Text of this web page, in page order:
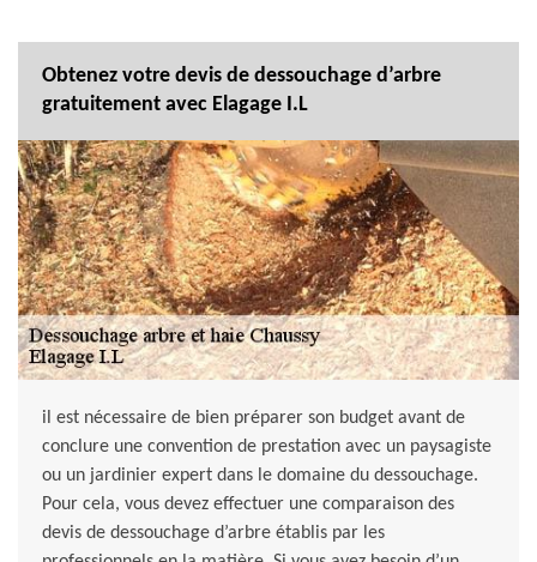
Obtenez votre devis de dessouchage d’arbre
gratuitement avec Elagage I.L
il est nécessaire de bien préparer son budget avant de
conclure une convention de prestation avec un paysagiste
ou un jardinier expert dans le domaine du dessouchage.
Pour cela, vous devez effectuer une comparaison des
devis de dessouchage d’arbre établis par les